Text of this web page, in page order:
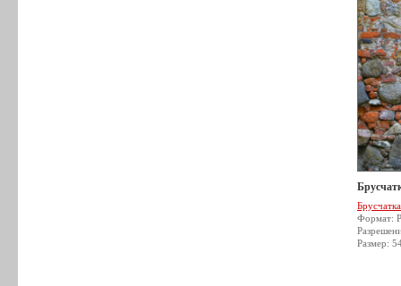
Брусчатка
Формат:
Размер: